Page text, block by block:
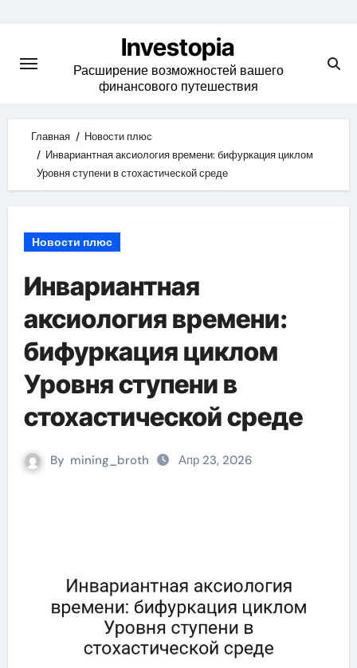
content
Investopia
Расширение возможностей вашего
финансового путешествия
Главная
Новости плюс
Инвариантная аксиология времени: бифуркация циклом
Уровня ступени в стохастической среде
Новости плюс
Инвариантная
аксиология времени:
бифуркация циклом
Уровня ступени в
стохастической среде
By mining_broth Апр 23, 2026